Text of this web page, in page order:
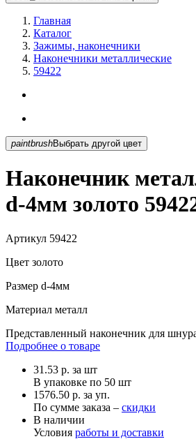
Главная
Каталог
Зажимы, наконечники
Наконечники металлические
59422
paintbrush Выбрать другой цвет
Наконечник
d-4мм золото
Артикул 59422
Цвет золото
Размер d-4мм
Материал металл
Представленный наконечник для
Подробнее о товаре
31.53 р. за шт
В упаковке по 50 шт
1576.50 р. за уп.
По сумме заказа – скидки
В наличии
Условия работы и доставки